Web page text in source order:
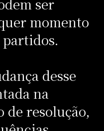
ser
momento
desse
na
resolução,